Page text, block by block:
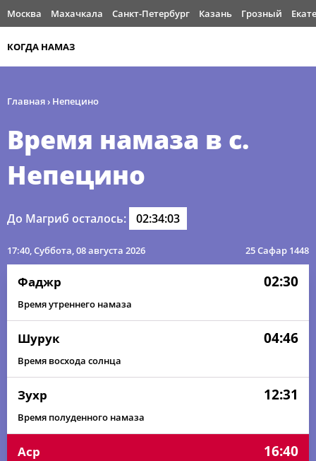
Москва Махачкала Санкт-Петербург Казань Грозный
КОГДА НАМАЗ
Главная› Непецино
Время намаза в с.
Непецино
До Магриб осталось: 02:34:03
17:40, Суббота, 08 августа 2026 25 Сафар 1448
Фаджр 02:30
Время утреннего намаза
Шурук 04:46
Время восхода солнца
Зухр 12:31
Время полуденного намаза
Аср 16:40